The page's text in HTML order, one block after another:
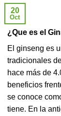
20
Oct
¿Que es el
El ginseng es
tradicionales
hace más de
beneficios
se conoce
tiene. En la